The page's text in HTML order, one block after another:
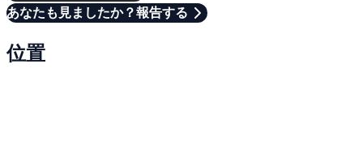
あなたも見ましたか？報告する
位置